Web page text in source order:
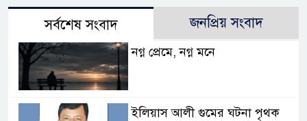
সর্বশেষ সংবাদ জনপ্রিয় সংবাদ
নগ্ন প্রেমে, নগ্ন মনে
ইলিয়াস আলী গুমের ঘটনা পৃথক